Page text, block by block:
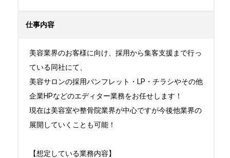
仕事内容
美容業界のお客様に向け、採用から集客支援まで行っ
ている同社にて、
美容サロンの採用パンフレット・LP・チラシやその他
企業HPなどのエディター業務をお任せします！
現在は美容室や整骨院業界が中心ですが今後他業界の
展開していくことも可能！
【想定している業務内容】